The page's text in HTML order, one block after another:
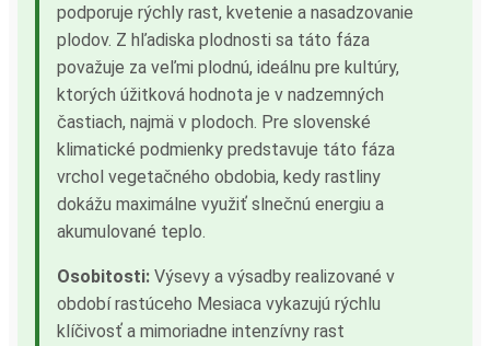
podporuje rýchly rast, kvetenie a nasadzovanie
plodov. Z hľadiska plodnosti sa táto fáza
považuje za veľmi plodnú, ideálnu pre kultúry,
ktorých úžitková hodnota je v nadzemných
častiach, najmä v plodoch. Pre slovenské
klimatické podmienky predstavuje táto fáza
vrchol vegetačného obdobia, kedy rastliny
dokážu maximálne využiť slnečnú energiu a
akumulované teplo.
Osobitosti: Výsevy a výsadby realizované v
období rastúceho Mesiaca vykazujú rýchlu
klíčivosť a mimoriadne intenzívny rast